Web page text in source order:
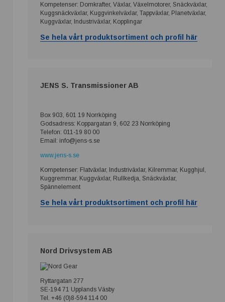
Kompetenser: Domkrafter, Växlar, Växelmotorer, Snäckväxlar,
Kuggsnäckväxlar, Kuggvinkelväxlar, Tappväxlar, Planetväxlar,
Kuggväxlar, Industriväxlar, Kopplingar
Se hela vårt produktsortiment och profil här
JENS S. Transmissioner AB
Box 903, 601 19 Norrköping
Godsadress: Koppargatan 9, 602 23 Norrköping
Telefon: 011-19 80 00
Email: info@jens-s.se
www.jens-s.se
Kompetenser: Flatväxlar, Industriväxlar, Kilremmar, Kugghjul,
Kuggremmar, Kuggväxlar, Rullkedja, Snäckväxlar,
Spännelement
Se hela vårt produktsortiment och profil här
Nord Drivsystem AB
Ryttargatan 277
SE-194 71 Upplands Väsby
Tel. +46 (0)8-594 114 00